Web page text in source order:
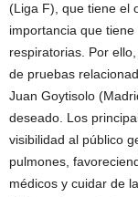
(Liga F), que tiene el
importancia que
respiratorias. Por
de pruebas
Juan Goytisolo
deseado. Los
visibilidad al público
pulmones,
médicos y cuidar de